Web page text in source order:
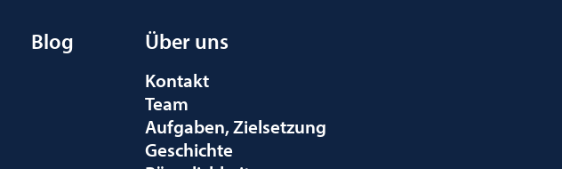
Blog Über uns
Kontakt
Team
Aufgaben, Zielsetzung
Geschichte